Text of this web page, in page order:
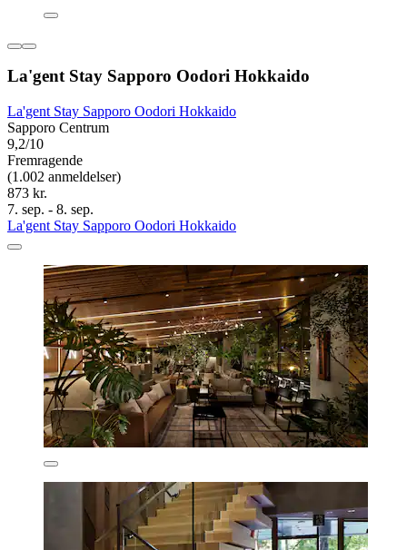
La'gent Stay Sapporo Oodori Hokkaido
La'gent Stay Sapporo Oodori Hokkaido
Sapporo Centrum
9,2/10
Fremragende
(1.002 anmeldelser)
873 kr.
7. sep. - 8. sep.
La'gent Stay Sapporo Oodori Hokkaido